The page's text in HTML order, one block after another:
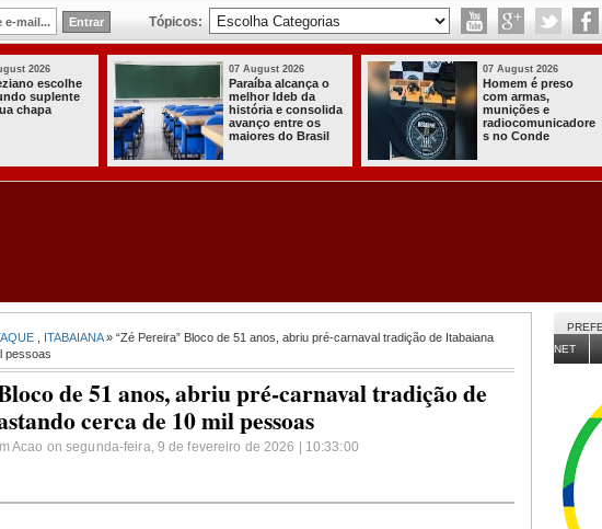
Tópicos:
07 August 2026
Homem é preso
com armas,
munições e
radiocomunicadore
03 August 2026
Itabaiana entregou
a primeira Cozinha
Comunitária
Solidária a
Comunidade do
03 August
da
de 30
ITABAIANA» “Zé Pereira” Bloco de 51 anos, abriu pré-carnaval tradição de Itabaiana
pessoas
de 51 anos, abriu pré-carnaval tradição de
cerca de 10 mil pessoas
Acao on segunda-feira, 9 de fevereiro de 2026 | 10:33:00
NET